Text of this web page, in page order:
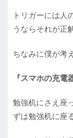
トリガーには人
うならそれが正
ちなみに僕が考
『スマホの充電
勉強机にさえ座
ずは勉強机に座